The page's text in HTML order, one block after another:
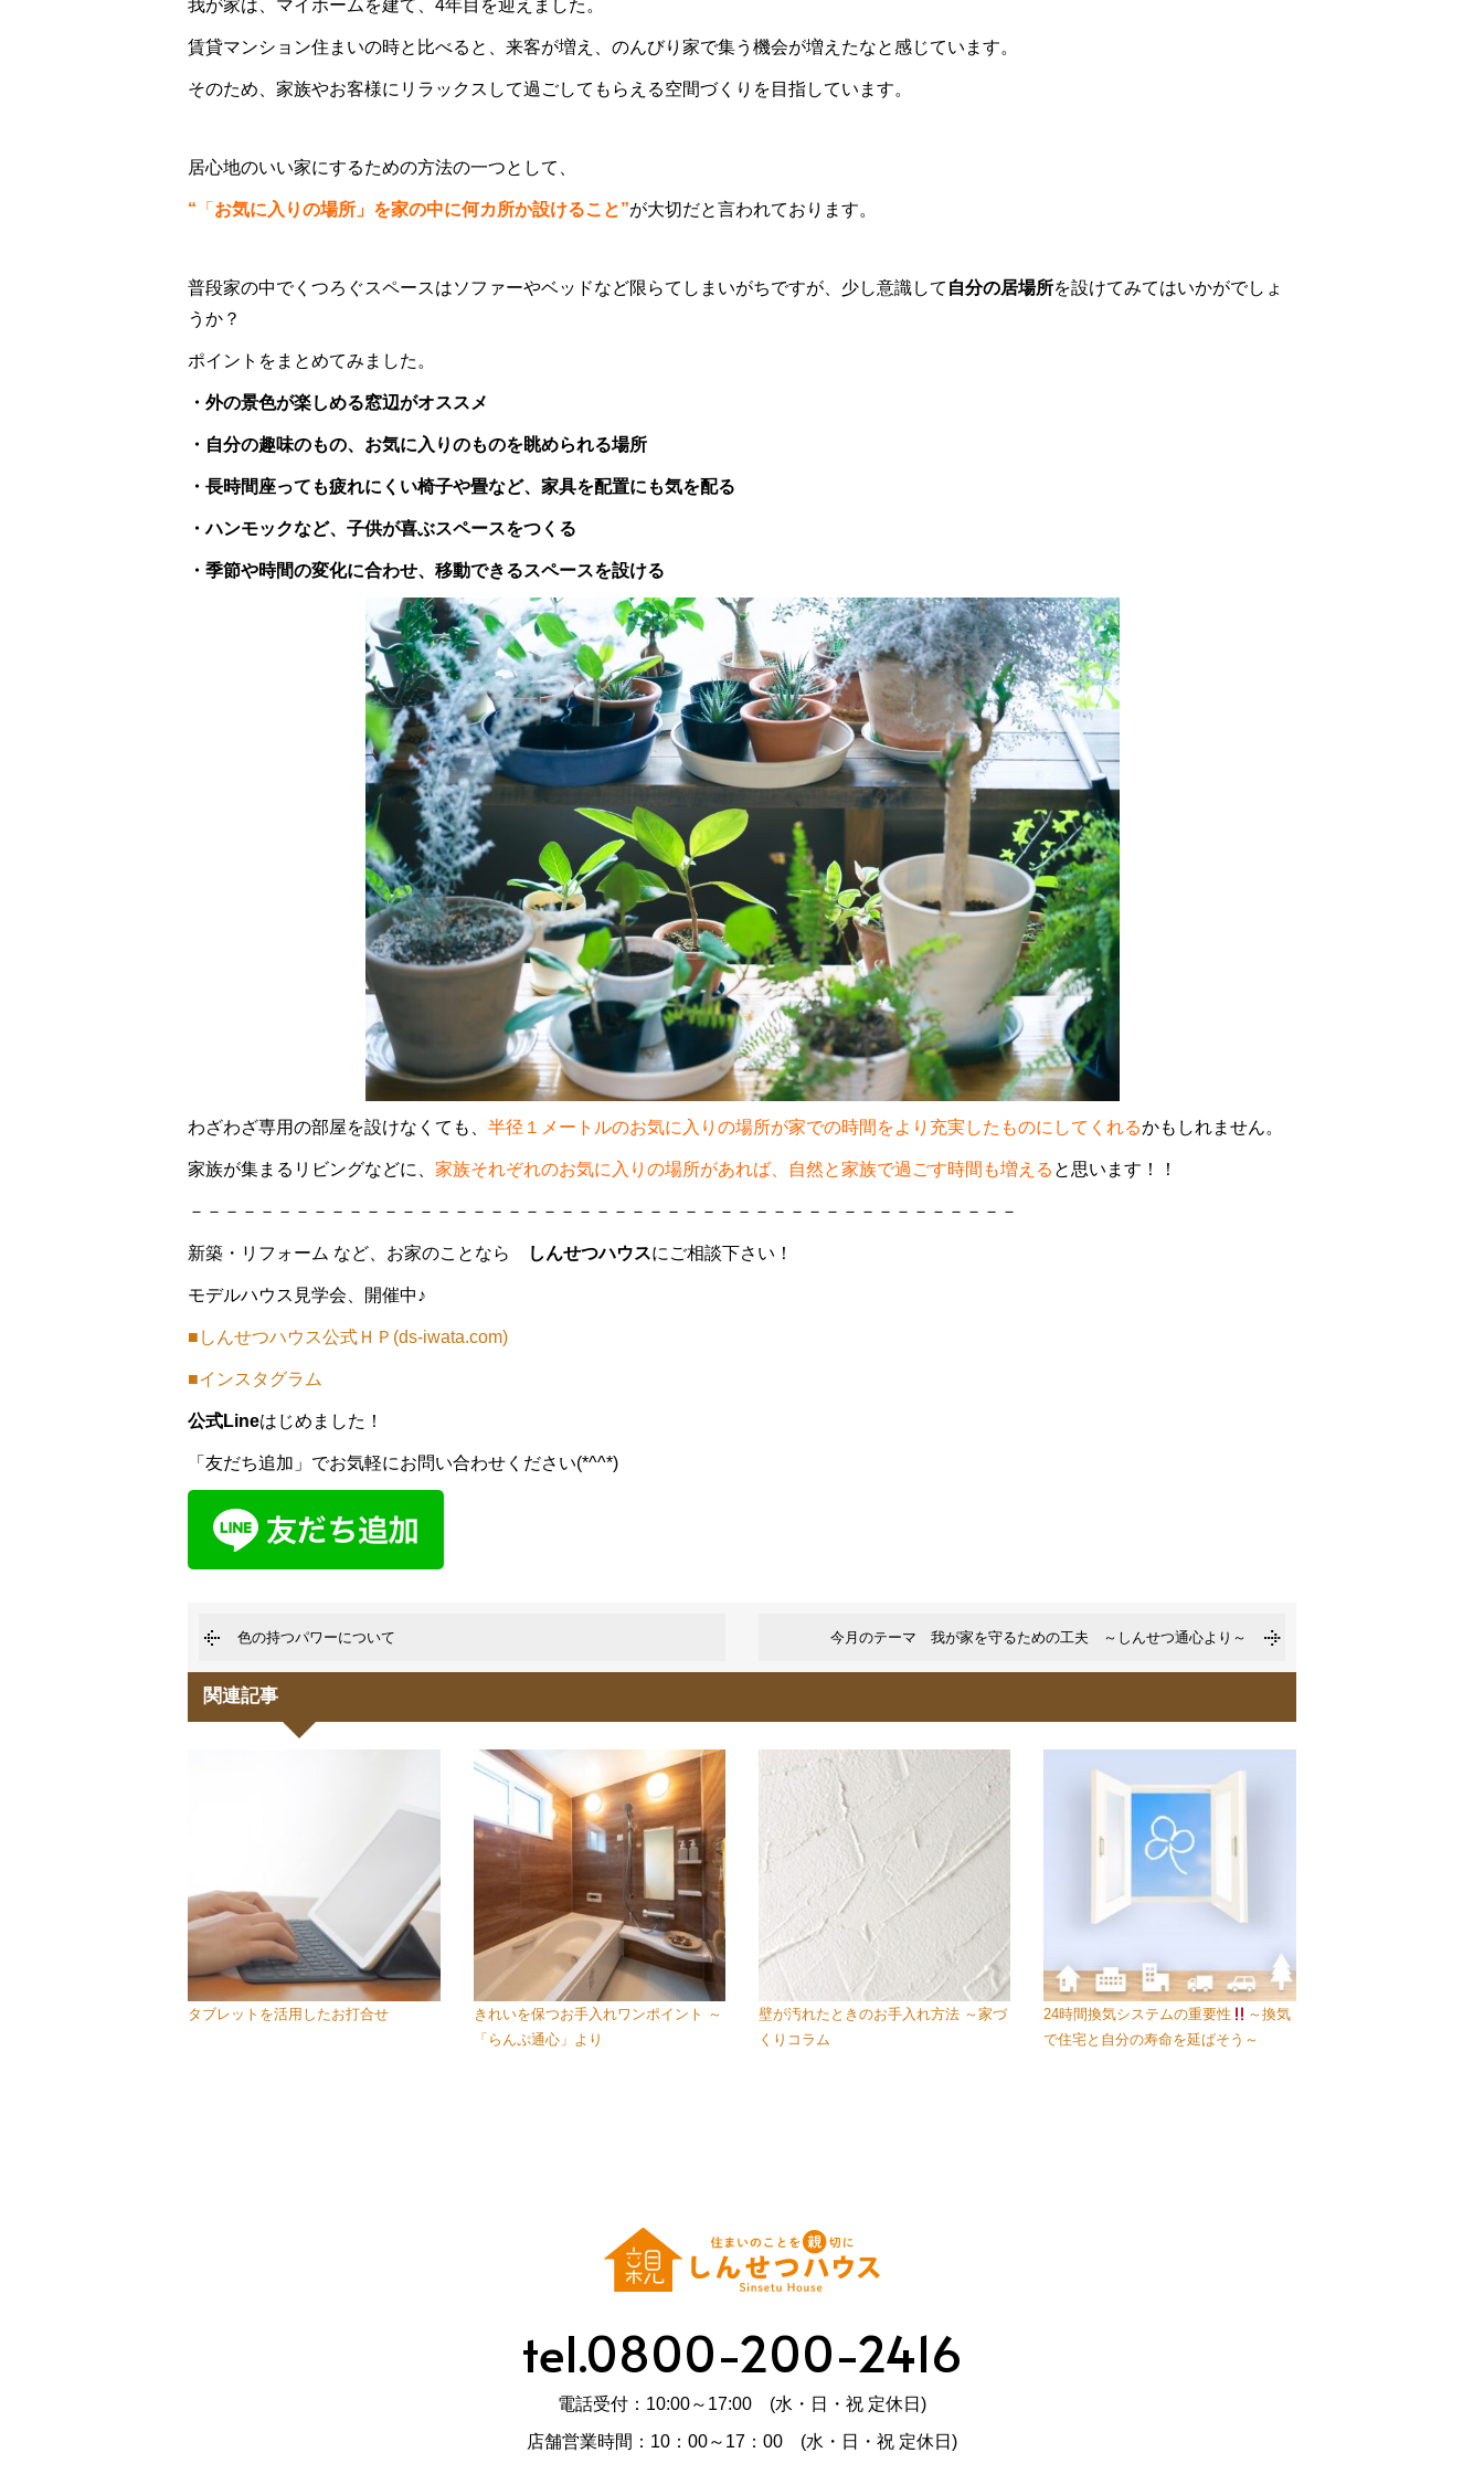
我が家は、マイホームを建て、4年目を迎えました。
賃貸マンション住まいの時と比べると、来客が増え、のんびり家で集う機会が増えたなと感じています。
そのため、家族やお客様にリラックスして過ごしてもらえる空間づくりを目指しています。
居心地のいい家にするための方法の一つとして、
“ 「 お気に入りの場所」を家の中に何カ所か設けること”が大切だと言われております。
普段家の中でくつろぐスペースはソファーやベッドなど限らてしまいがちですが、 少し意識して 自分の居場所を設けてみてはいかがでしょ
うか？
ポイントをまとめてみました。
・外の景色が楽しめる窓辺がオススメ
・自分の趣味のもの、お気に入りのものを眺められる場所
・長時間座っても疲れにくい椅子や畳など、家具を配置にも気を配る
・ハンモックなど、子供が喜ぶスペースをつくる
・季節や時間の変化に合わせ、移動できるスペースを設ける
わざわざ専用の部屋を設けなくても、半径１メートルのお気に入りの場所が家での時間をより充実したものにしてくれるかもしれません。
家族が集まるリビングなどに、家族それぞれのお気に入りの場所があれば、自然と家族で過ごす時間も増える と思います！！
－－－－－－－－－－－－－－－－－－－－－－－－－－－－－－－－－－－－－－－－－－－－－－－
新築・リフォーム など、お家のことなら しんせつハウスにご相談下さい！
モデルハウス見学会、開催中♪
■しんせつハウス公式ＨＰ(ds-iwata.com)
■インスタグラム
公式Lineはじめました！
「友だち追加」でお気軽にお問い合わせください(*^^*)
色の持つパワーについて 今月のテーマ 我が家を守るための工夫 ～しんせつ通心より～
関連記事
タブレットを活用したお打合せ
きれいを保つお手入れワンポイント ～
「らんぷ通心」より
壁が汚れたときのお手入れ方法 ～家づ
くりコラム
24時間換気システムの重要性
～換気
で住宅と自分の寿命を延ばそう～
tel.0800-200-2416
電話受付：10:00～17:00 (水・日・祝 定休日)
店舗営業時間：10：00～17：00 (水・日・祝 定休日)